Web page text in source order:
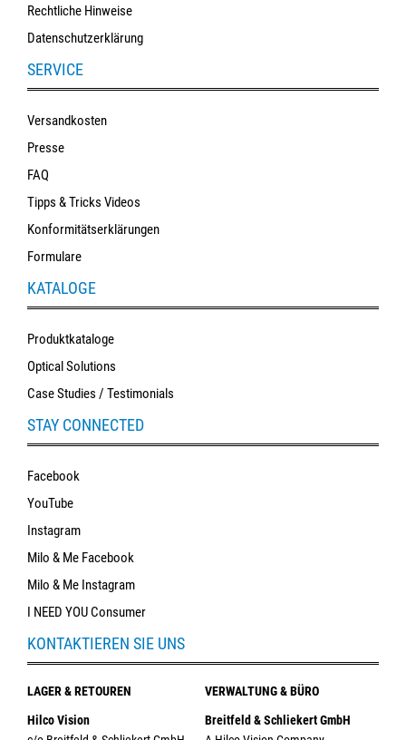
Rechtliche Hinweise
Datenschutzerklärung
SERVICE
Versandkosten
Presse
FAQ
Tipps & Tricks Videos
Konformitätserklärungen
Formulare
KATALOGE
Produktkataloge
Optical Solutions
Case Studies / Testimonials
STAY CONNECTED
Facebook
YouTube
Instagram
Milo & Me Facebook
Milo & Me Instagram
I NEED YOU Consumer
KONTAKTIEREN SIE UNS
LAGER & RETOUREN
Hilco Vision
VERWALTUNG & BÜRO
Breitfeld & Schliekert GmbH